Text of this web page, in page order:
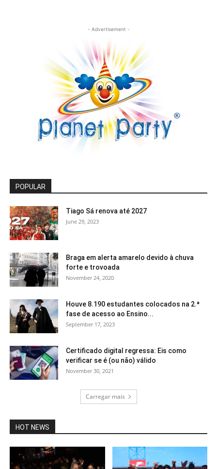
- Advertisement -
POPULAR
Tiago Sá renova até 2027
June 29, 2023
Braga em alerta amarelo devido à chuva
forte e trovoada
November 24, 2020
Houve 8.190 estudantes colocados na 2.ª
fase de acesso ao Ensino...
September 17, 2023
Certificado digital regressa: Eis como
verificar se é (ou não) válido
November 30, 2021
Carregar mais
HOT NEWS